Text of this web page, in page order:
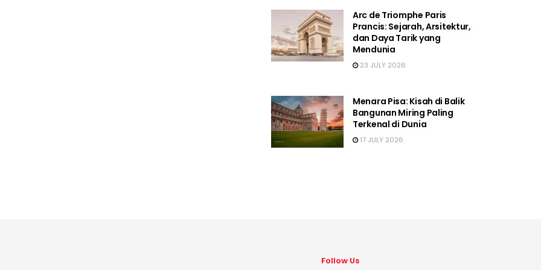
Arc de Triomphe Paris
Prancis: Sejarah, Arsitektur,
dan Daya Tarik yang
Mendunia
23 JULY 2026
Menara Pisa: Kisah di Balik
Bangunan Miring Paling
Terkenal di Dunia
17 JULY 2026
Follow Us